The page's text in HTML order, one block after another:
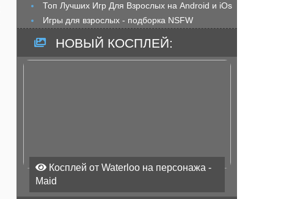
Топ Лучших Игр Для Взрослых на Android и iOs
Игры для взрослых - подборка NSFW
НОВЫЙ КОСПЛЕЙ:
Косплей от Waterloo на персонажа -
Maid